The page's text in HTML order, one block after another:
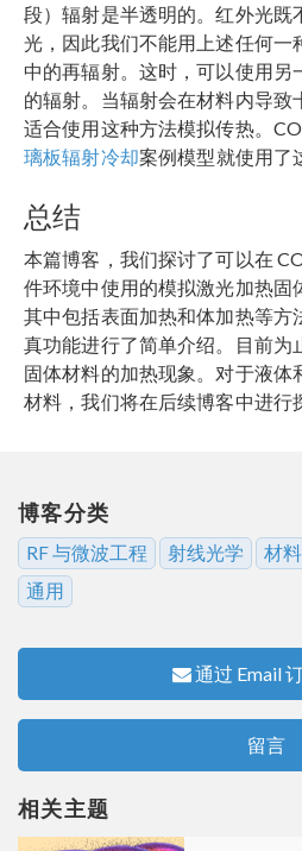
段）辐射是半透明的。红外光既
光，因此我们不能用上述任何一
中的再辐射。这时，可以使用另
的辐射。当辐射会在材料内导致
适合使用这种方法模拟传热。
璃板辐射冷却案例模型就使用了
总结
本篇博客，我们探讨了可以在
件环境中使用的模拟激光加热固
其中包括表面加热和体加热等方
真功能进行了简单介绍。目前为
固体材料的加热现象。对于液体
材料，我们将在后续博客中进行
博客分类
RF 与微波工程 射线光学 材料
通用
通过 Email
留言
相关主题